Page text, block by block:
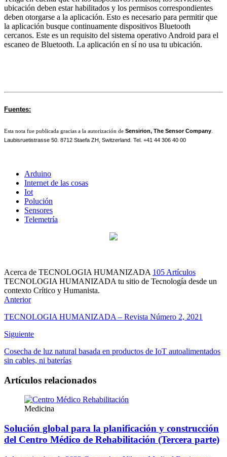
ubicación deben estar habilitados y los permisos correspondientes
deben otorgarse a la aplicación. Esto es necesario para permitir que
la aplicación busque continuamente dispositivos Bluetooth
cercanos. Este es un requisito del sistema operativo Android para el
escaneo de Bluetooth. La aplicación en sí no usa tu ubicación.
Fuentes:
Esta nota fue publicada gracias a la autorización de Sensirion, The Sensor Company
Laubisruetistrasse 50. 8712 Staefa ZH, Switzerland. Tel. +41 44 306 40 00
Arduino
Internet de las cosas
Iot
Polución
Sensores
Telemetría
Acerca de TECNOLOGIA HUMANIZADA 105 Artículos
TECNOLOGIA HUMANIZADA tu sitio de Tecnología desde un
contexto Crítico y Humanista.
Sitio
Facebook
Instagram
Twitter
LinkedIn
Anterior
TECNOLOGIA HUMANIZADA – Revista Número 2, 2021
Siguiente
Cosecha de luz natural basada en productos de IoT autoalimentados
sin cables, ni baterías
Artículos relacionados
Medicina
Solución global para la planificación y construcción
del Centro Médico de Rehabilitación (Tercera parte)